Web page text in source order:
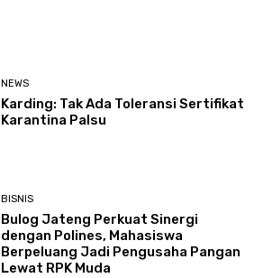
NEWS
Karding: Tak Ada Toleransi Sertifikat
Karantina Palsu
BISNIS
Bulog Jateng Perkuat Sinergi
dengan Polines, Mahasiswa
Berpeluang Jadi Pengusaha Pangan
Lewat RPK Muda